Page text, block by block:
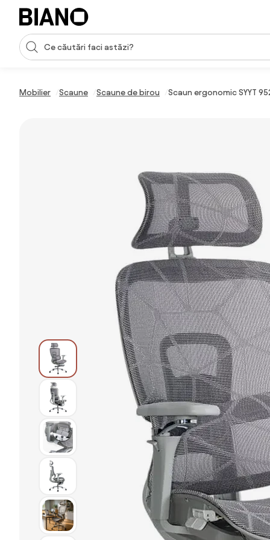
Sari peste navigare, accesează conținutul
Introducerea căutării
Mobilier Scaune Scaune de birou Scaun ergonomic SYYT